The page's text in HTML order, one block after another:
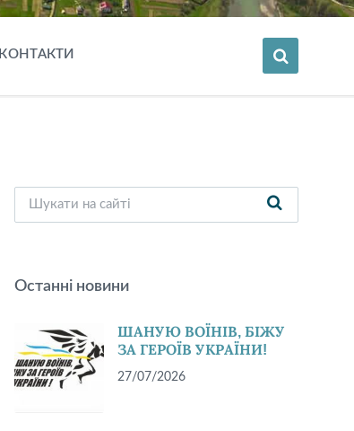
КОНТАКТИ
Останні новини
ШАНУЮ ВОЇНІВ, БІЖУ
ЗА ГЕРОЇВ УКРАЇНИ!
27/07/2026